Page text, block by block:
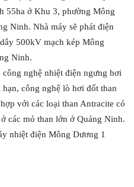
55ha ở Khu 3, phường Mông
Ninh. Nhà máy sẽ phát điện
500kV mạch kép Mông
Ninh.
nghệ nhiệt điện ngưng hơi
công nghệ lò hơi đốt than
với các loại than Antracite có
các mỏ than lớn ở Quảng Ninh.
nhiệt điện Mông Dương 1